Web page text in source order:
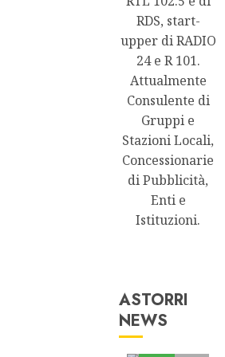
RDS, start-
upper di RADIO
24 e R 101.
Attualmente
Consulente di
Gruppi e
Stazioni Locali,
Concessionarie
di Pubblicità,
Enti e
Istituzioni.
ASTORRI
NEWSAstorri News